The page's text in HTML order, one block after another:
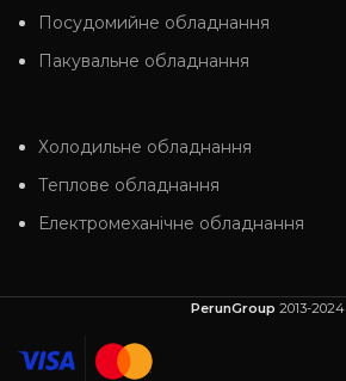
Посудомийне обладнання
Пакувальне обладнання
Холодильне обладнання
Теплове обладнання
Електромеханічне обладнання
PerunGroup 2013-2024